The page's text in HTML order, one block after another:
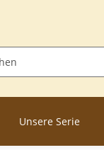
Unsere Serie